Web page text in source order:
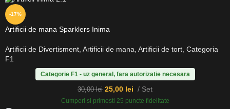
-17%
Artificii de mana Sparklers Inima
Artificii de Divertisment Artificii de mana Artificii de tort Categoria
F1
Categorie F1 - uz general, fara autorizatie necesara
30,00lei 25,00 lei Set
Cumperi si primesti 25 puncte fidelitate